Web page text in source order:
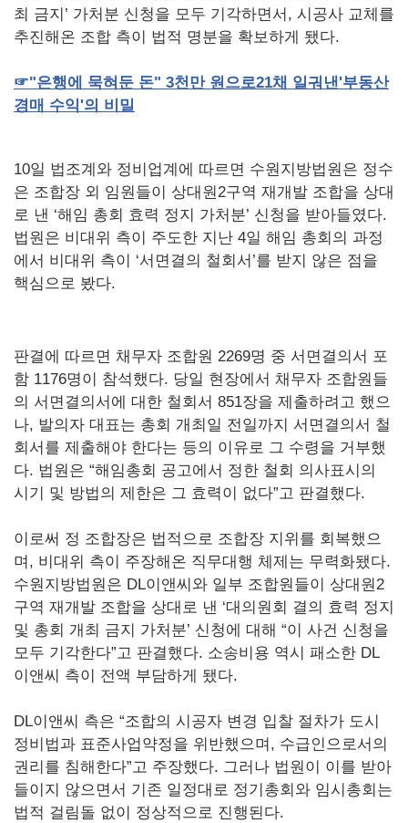
최 금지’ 가처분 신청을 모두 기각하면서, 시공사 교체를
추진해온 조합 측이 법적 명분을 확보하게 됐다.
☞"은행에 묵혀둔 돈" 3천만 원으로21채 일궈낸'부동산
경매 수익'의 비밀
10일 법조계와 정비업계에 따르면 수원지방법원은 정수
은 조합장 외 임원들이 상대원2구역 재개발 조합을 상대
로 낸 ‘해임 총회 효력 정지 가처분’ 신청을 받아들였다.
법원은 비대위 측이 주도한 지난 4일 해임 총회의 과정
에서 비대위 측이 ‘서면결의 철회서’를 받지 않은 점을
핵심으로 봤다.
판결에 따르면 채무자 조합원 2269명 중 서면결의서 포
함 1176명이 참석했다. 당일 현장에서 채무자 조합원들
의 서면결의서에 대한 철회서 851장을 제출하려고 했으
나, 발의자 대표는 총회 개최일 전일까지 서면결의서 철
회서를 제출해야 한다는 등의 이유로 그 수령을 거부했
다. 법원은 “해임총회 공고에서 정한 철회 의사표시의
시기 및 방법의 제한은 그 효력이 없다”고 판결했다.
이로써 정 조합장은 법적으로 조합장 지위를 회복했으
며, 비대위 측이 주장해온 직무대행 체제는 무력화됐다.
수원지방법원은 DL이앤씨와 일부 조합원들이 상대원2
구역 재개발 조합을 상대로 낸 ‘대의원회 결의 효력 정지
및 총회 개최 금지 가처분’ 신청에 대해 “이 사건 신청을
모두 기각한다”고 판결했다. 소송비용 역시 패소한 DL
이앤씨 측이 전액 부담하게 됐다.
DL이앤씨 측은 “조합의 시공자 변경 입찰 절차가 도시
정비법과 표준사업약정을 위반했으며, 수급인으로서의
권리를 침해한다”고 주장했다. 그러나 법원이 이를 받아
들이지 않으면서 기존 일정대로 정기총회와 임시총회는
법적 걸림돌 없이 정상적으로 진행된다.